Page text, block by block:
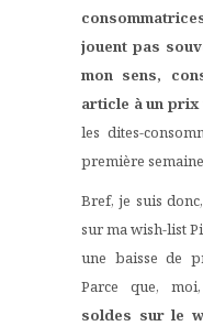
jouent pas
mon sens,
article à un
les dites-
première
Bref, je suis
sur ma wish-list
une baisse de
Parce que,
soldes sur le